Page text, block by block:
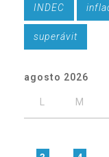
INDEC
superávit
agosto 2026
M